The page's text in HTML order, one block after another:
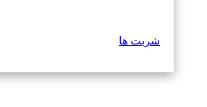
شربت ها